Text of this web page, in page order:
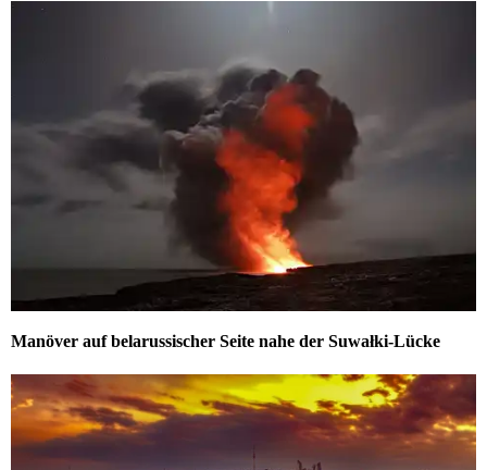
Manöver auf belarussischer Seite nahe der Suwałki-Lücke